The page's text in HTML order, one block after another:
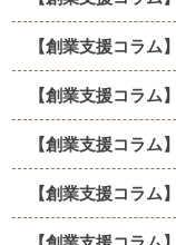
【創業支援コラ
【創業支援コラ
【創業支援コラ
【創業支援コラ